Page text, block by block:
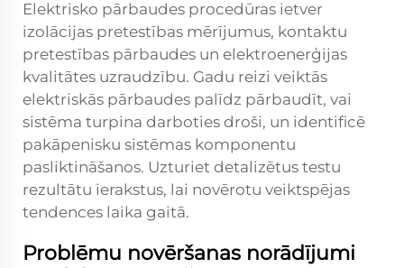
Elektrisko pārbaudes procedūras ietver
izolācijas pretestības mērījumus, kontaktu
pretestības pārbaudes un elektroenerģijas
kvalitātes uzraudzību. Gadu reizi veiktās
elektriskās pārbaudes palīdz pārbaudīt, vai
sistēma turpina darboties droši, un identificē
pakāpenisku sistēmas komponentu
pasliktināšanos. Uzturiet detalizētus testu
rezultātu ierakstus, lai novērotu veiktspējas
tendences laika gaitā.
Problēmu novēršanas norādījumi